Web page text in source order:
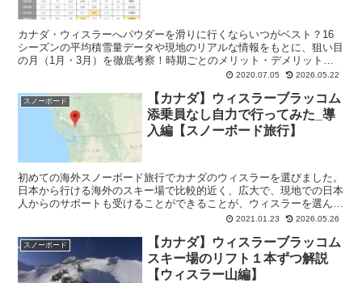
カナダ・ウィスラーへパウダーを滑りに行くならいつがベスト？16
シーズンの平均積雪量データや現地のリアルな情報をもとに、狙い目
の月（1月・3月）を徹底考察！時期ごとのメリット・デメリットも
2020.07.05 2026.05.22
スノーボード
【カナダ】ウィスラーブラッコム
添乗員なし自力で行ってみた_導
入編【スノーボード旅行】
初めての海外スノーボード旅行でカナダのウィスラーを選びました。
日本から行ける海外のスキー場で比較的近く、広大で、現地での日本
人からのサポートも受けることができることが、ウィスラーを選んだ
2021.01.23 2026.05.26
スノーボード
【カナダ】ウィスラーブラッコム
スキー場のリフト１本ずつ解説
【ウィスラー山編】